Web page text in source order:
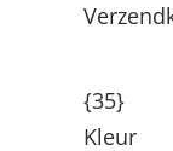
{35}
Kleur